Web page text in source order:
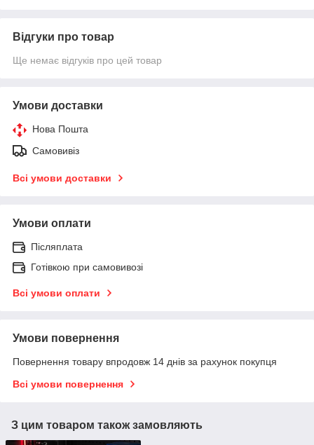
Відгуки про товар
Ще немає відгуків про цей товар
Умови доставки
Нова Пошта
Самовивіз
Всі умови доставки
Умови оплати
Післяплата
Готівкою при самовивозі
Всі умови оплати
Умови повернення
Повернення товару впродовж 14 днів за рахунок покупця
Всі умови повернення
З цим товаром також замовляють